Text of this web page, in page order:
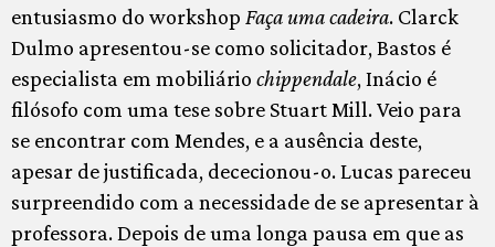
entusiasmo do workshop Faça uma cadeira. Clarck
Dulmo apresentou-se como solicitador, Bastos é
especialista em mobiliário chippendale, Inácio é
filósofo com uma tese sobre Stuart Mill. Veio para
se encontrar com Mendes, e a ausência deste,
apesar de justificada, dececionou-o. Lucas pareceu
surpreendido com a necessidade de se apresentar à
professora. Depois de uma longa pausa em que as